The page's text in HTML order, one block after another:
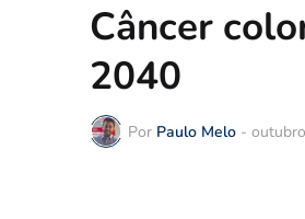
Câncer
2040
Por Paulo Melo -